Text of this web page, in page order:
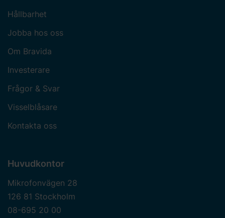
Hållbarhet
Jobba hos oss
Om Bravida
Investerare
Frågor & Svar
Visselblåsare
Kontakta oss
Huvudkontor
Mikrofonvägen 28
126 81 Stockholm
08-695 20 00